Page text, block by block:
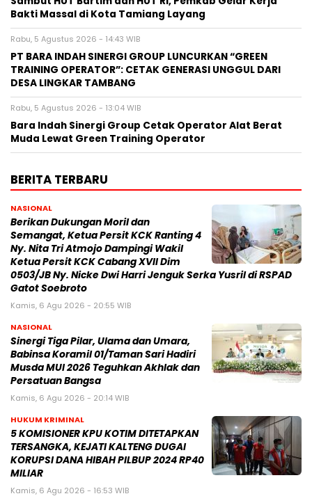
Bakti Massal di Kota Tamiang Layang
Rabu, 5 Agustus 2026 - 14:43 WIB
PT BARA INDAH SINERGI GROUP LUNCURKAN “GREEN
TRAINING OPERATOR”: CETAK GENERASI UNGGUL DARI
DESA LINGKAR TAMBANG
Rabu, 5 Agustus 2026 - 13:04 WIB
Bara Indah Sinergi Group Cetak Operator Alat Berat
Muda Lewat Green Training Operator
BERITA TERBARU
NASIONAL
Berikan Dukungan Moril dan
Semangat, Ketua Persit KCK Ranting 4
Ny. Nita Tri Atmojo Dampingi Wakil
Ketua Persit KCK Cabang XVII Dim
0503/JB Ny. Nicke Dwi Harri Jenguk Serka Yusril di RSPAD
Gatot Soebroto
Kamis, 6 Agu 2026 - 20:55 WIB
NASIONAL
Sinergi Tiga Pilar, Ulama dan Umara,
Babinsa Koramil 01/Taman Sari Hadiri
Musda MUI 2026 Teguhkan Akhlak dan
Persatuan Bangsa
Kamis, 6 Agu 2026 - 20:14 WIB
HUKUM KRIMINAL
5 KOMISIONER KPU KOTIM DITETAPKAN
TERSANGKA, KEJATI KALTENG DUGAI
KORUPSI DANA HIBAH PILBUP 2024 RP40
MILIAR
Kamis, 6 Agu 2026 - 16:53 WIB